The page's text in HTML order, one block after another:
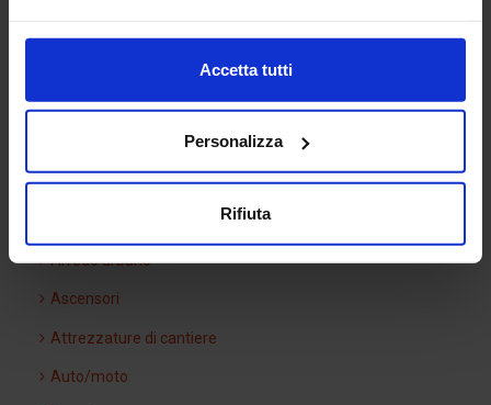
Accetta tutti
Personalizza
Rifiuta
Categorie Blocchi CAD
Arredi interni
Arredo urbano
Ascensori
Attrezzature di cantiere
Auto/moto